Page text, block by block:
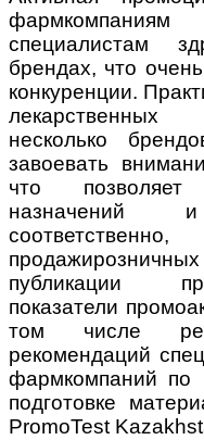
фармкомпаниям
специалистам
брендах, что
конкуренции.
лекарственных
несколько
завоевать
что позволяет
назначений
публикации
показатели
том числе
рекомендаций
фармкомпаний по
подготовке
PromoTest